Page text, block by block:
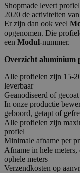
Shopmade levert
2020 de activiteiten van
Er zijn dan ook veel
opgenomen. Die
een Modul-nummer.
Overzicht aluminium
Alle profielen zijn 15-
leverbaar
Geanodiseerd of
In onze productie
geboord, getapt of
Alle profielen zijn
profiel
Minimale afname per
Afname in hele
ophele meters
Verzendkosten op